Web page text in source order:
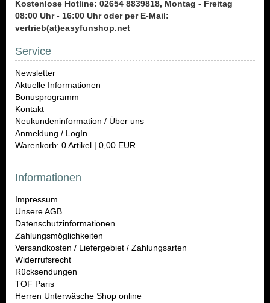
Kostenlose Hotline: 02654 8839818, Montag - Freitag
08:00 Uhr - 16:00 Uhr oder per E-Mail:
vertrieb(at)easyfunshop.net
Service
Newsletter
Aktuelle Informationen
Bonusprogramm
Kontakt
Neukundeninformation / Über uns
Anmeldung / LogIn
Warenkorb: 0 Artikel | 0,00 EUR
Informationen
Impressum
Unsere AGB
Datenschutzinformationen
Zahlungsmöglichkeiten
Versandkosten / Liefergebiet / Zahlungsarten
Widerrufsrecht
Rücksendungen
TOF Paris
Herren Unterwäsche Shop online